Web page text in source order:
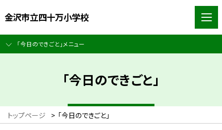
金沢市立四十万小学校
「今日のできごと」メニュー
「今日のできごと」
トップページ > 「今日のできごと」